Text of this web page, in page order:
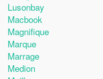
Lusonbay
Macbook
Magnifique
Marque
Marrage
Medion